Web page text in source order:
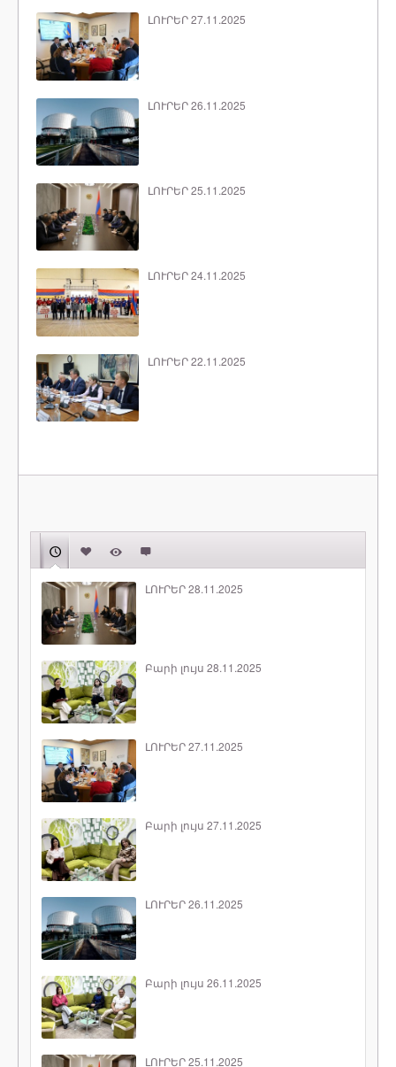
ԼՈՒՐԵՐ 27.11.2025
ԼՈՒՐԵՐ 26.11.2025
ԼՈՒՐԵՐ 25.11.2025
ԼՈՒՐԵՐ 24.11.2025
ԼՈՒՐԵՐ 22.11.2025
ԼՈՒՐԵՐ 28.11.2025
Բարի լույս 28.11.2025
ԼՈՒՐԵՐ 27.11.2025
Բարի լույս 27.11.2025
ԼՈՒՐԵՐ 26.11.2025
Բարի լույս 26.11.2025
ԼՈՒՐԵՐ 25.11.2025